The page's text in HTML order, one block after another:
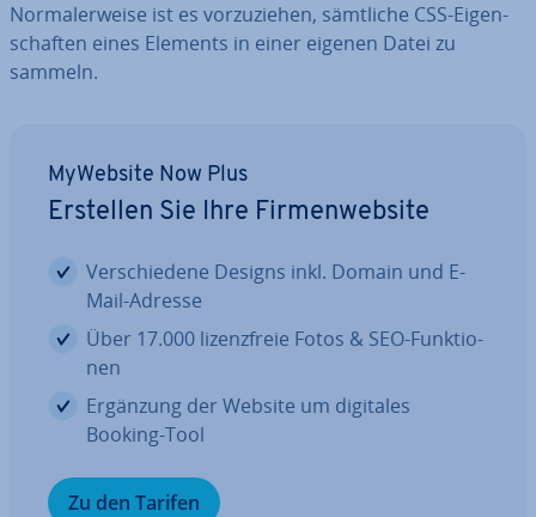
Nor­ma­ler­wei­se ist es vor­zu­zie­hen, sämtliche CSS-Ei­gen­
schaf­ten eines Elements in einer eigenen Datei zu
sammeln.
MyWebsite Now Plus
Erstellen Sie Ihre Fir­men­web­site
Ver­schie­de­ne Designs inkl. Domain und E-
Mail-Adresse
Über 17.000 li­zenz­freie Fotos & SEO-Funk­tio­
nen
Ergänzung der Website um digitales
Booking-Tool
Zu den Tarifen